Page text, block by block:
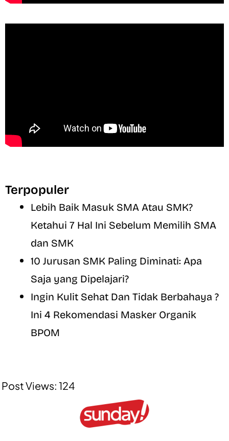
Terpopuler
Lebih Baik Masuk SMA Atau SMK?
Ketahui 7 Hal Ini Sebelum Memilih SMA
dan SMK
10 Jurusan SMK Paling Diminati: Apa
Saja yang Dipelajari?
Ingin Kulit Sehat Dan Tidak Berbahaya ?
Ini 4 Rekomendasi Masker Organik
BPOM
Post Views: 124